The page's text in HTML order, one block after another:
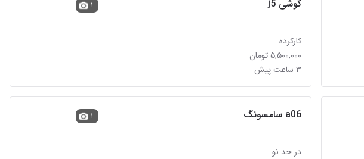
گوشی j5
کارکرده
۵,۵۰۰,۰۰۰ تومان
۳ ساعت پیش
۱
a06 سامسونگ
در حد نو
۱